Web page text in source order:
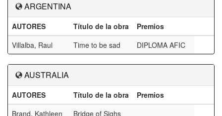
ARGENTINA
AUTORES Título de la obra
Premios
Villalba, Raul
Time to be sad DIPLOMA AFIC
AUSTRALIA
AUTORES Título de la obra
Premios
Brand, Kathleen
Bridge of Sighs